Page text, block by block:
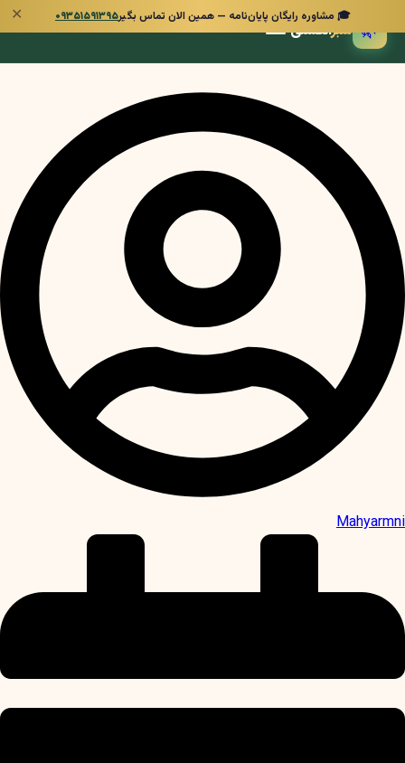
🎓 مشاوره رایگان پایان‌نامه — همین الان تماس بگیر۰۹۳۵۱۵۹۱۳۹۵ ✕
🌿 سبزانگشتی
Mahyarmni